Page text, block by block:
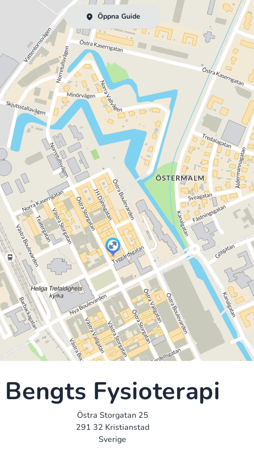
Öppna Guide
Bengts Fysioterapi
Östra Storgatan 25
291 32 Kristianstad
Sverige